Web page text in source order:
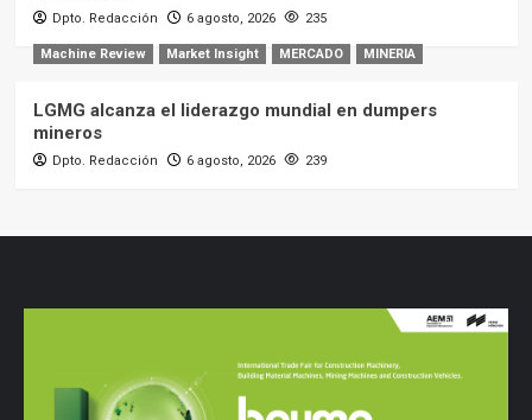
Dpto. Redacción 6 agosto, 2026 235
Machine Review Market Insight MERCADO MINERIA
LGMG alcanza el liderazgo mundial en dumpers
mineros
Dpto. Redacción 6 agosto, 2026 239